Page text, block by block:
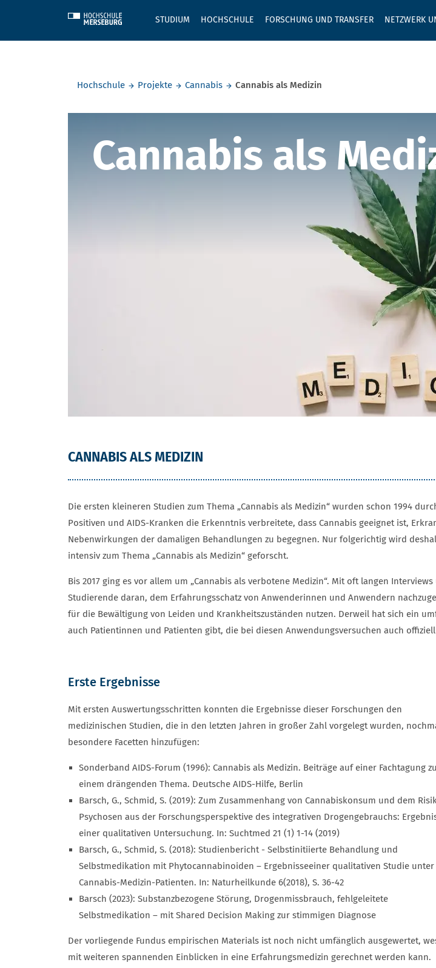
STUDIUM HOCHSCHULE FORSCHUNG UND TRANSFER NETZWERK
Hochschule
Projekte Cannabis Cannabis als Medizin
Cannabis als
Cannabis als
CANNABIS ALS MEDIZIN
Die ersten kleineren Studien zum Thema „Cannabis als Medizin“ wurden schon 1994
Positiven und AIDS-Kranken die Erkenntnis verbreitete, dass Cannabis geeignet ist,
Nebenwirkungen der damaligen Behandlungen zu begegnen. Nur folgerichtig wird
intensiv zum Thema „Cannabis als Medizin“ geforscht.
Bis 2017 ging es vor allem um „Cannabis als verbotene Medizin“. Mit oft langen
Studierende daran, dem Erfahrungsschatz von Anwenderinnen und Anwendern
für die Bewältigung von Leiden und Krankheitszuständen nutzen. Derweil hat sich ein
auch Patientinnen und Patienten gibt, die bei diesen Anwendungsversuchen auch
Erste Ergebnisse
Mit ersten Auswertungsschritten konnten die Ergebnisse dieser Forschungen den
medizinischen Studien, die in den letzten Jahren in großer Zahl vorgelegt wurden,
besondere Facetten hinzufügen:
Sonderband AIDS-Forum (1996): Cannabis als Medizin. Beiträge auf einer Fachtagung zu
einem drängenden Thema. Deutsche AIDS-Hilfe, Berlin
Barsch, G., Schmid, S. (2019): Zum Zusammenhang von Cannabiskonsum und dem
Psychosen aus der Forschungsperspektive des integrativen Drogengebrauchs:
einer qualitativen Untersuchung. In: Suchtmed 21 (1) 1-14 (2019)
Barsch, G., Schmid, S. (2018): Studienbericht - Selbstinitiierte Behandlung und
Selbstmedikation mit Phytocannabinoiden – Ergebnisseeiner qualitativen Studie unter
Cannabis-Medizin-Patienten. In: Naturheilkunde 6(2018), S. 36-42
Barsch (2023): Substanzbezogene Störung, Drogenmissbrauch, fehlgeleitete
Selbstmedikation – mit Shared Decision Making zur stimmigen Diagnose
Der vorliegende Fundus empirischen Materials ist noch nicht umfänglich ausgewertet,
mit weiteren spannenden Einblicken in eine Erfahrungsmedizin gerechnet werden kann.